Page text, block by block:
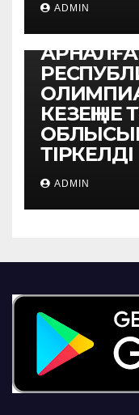
ADMIN
АУЫЛ
КЕЗЕҢІНЕ
ТІРКЕЛДІ
ADMIN